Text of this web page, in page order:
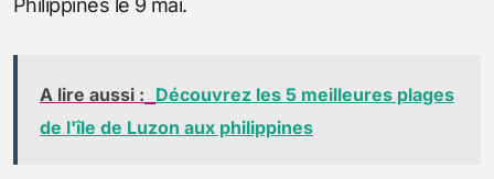
Philippines le 9 mai.
A lire aussi : Découvrez les 5 meilleures plages
de l'île de Luzon aux philippines